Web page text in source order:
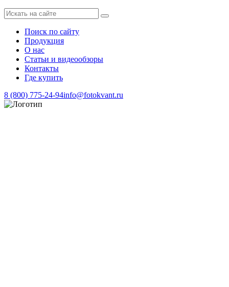
Поиск по сайту
Продукция
О нас
Статьи и видеообзоры
Контакты
Где купить
8 (800) 775-24-94info@fotokvant.ru